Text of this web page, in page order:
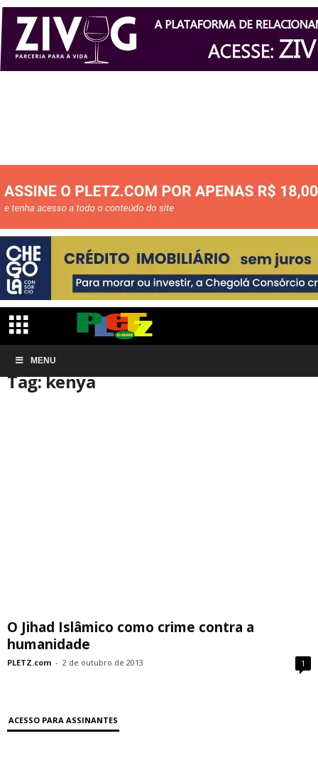
MENU
Início Tags
Tag: kenya
O Jihad Islâmico como crime contra a
humanidade
PLETZ.com - 2 de outubro de 2013 1
ACESSO PARA ASSINANTES